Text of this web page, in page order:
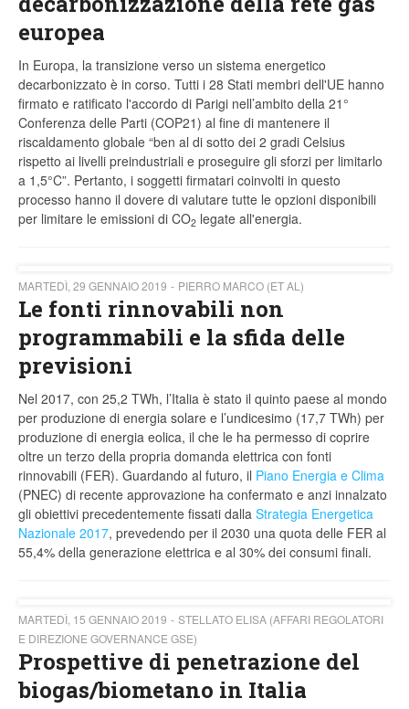
europea
In Europa, la transizione verso un sistema energetico
decarbonizzato è in corso. Tutti i 28 Stati membri dell'UE hanno
firmato e ratificato l'accordo di Parigi nell’ambito della 21°
Conferenza delle Parti (COP21) al fine di mantenere il
riscaldamento globale “ben al di sotto dei 2 gradi Celsius
rispetto ai livelli preindustriali e proseguire gli sforzi per limitarlo
a 1,5°C”. Pertanto, i soggetti firmatari coinvolti in questo
processo hanno il dovere di valutare tutte le opzioni disponibili
per limitare le emissioni di CO2 legate all'energia.
MARTEDÌ, 29 GENNAIO 2019 PIERRO MARCO (ET AL)
Le fonti rinnovabili non
programmabili e la sfida delle
previsioni
Nel 2017, con 25,2 TWh, l’Italia è stato il quinto paese al mondo
per produzione di energia solare e l’undicesimo (17,7 TWh) per
produzione di energia eolica, il che le ha permesso di coprire
oltre un terzo della propria domanda elettrica con fonti
rinnovabili (FER). Guardando al futuro, il Piano Energia e Clima
(PNEC) di recente approvazione ha confermato e anzi innalzato
gli obiettivi precedentemente fissati dalla Strategia Energetica
Nazionale 2017, prevedendo per il 2030 una quota delle FER al
55,4% della generazione elettrica e al 30% dei consumi finali.
MARTEDÌ, 15 GENNAIO 2019
STELLATO ELISA (AFFARI REGOLATORI
E DIREZIONE GOVERNANCE GSE)
Prospettive di penetrazione del
biogas/biometano in Italia